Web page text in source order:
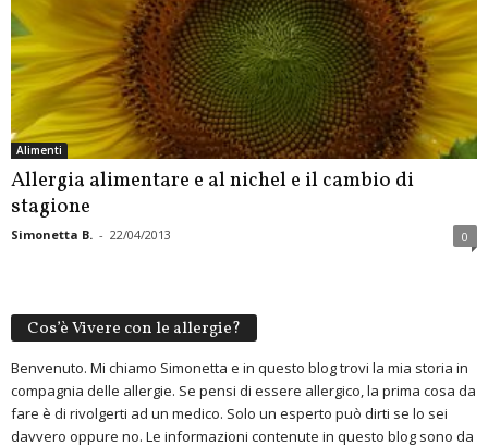
Alimenti
Allergia alimentare e al nichel e il cambio di
stagione
Simonetta B. - 22/04/2013 0
Cos’è Vivere con le allergie?
Benvenuto. Mi chiamo Simonetta e in questo blog trovi la mia storia in
compagnia delle allergie. Se pensi di essere allergico, la prima cosa da
fare è di rivolgerti ad un medico. Solo un esperto può dirti se lo sei
davvero oppure no. Le informazioni contenute in questo blog sono da